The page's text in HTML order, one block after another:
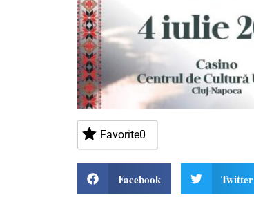
Favorite0
Facebook Twitter